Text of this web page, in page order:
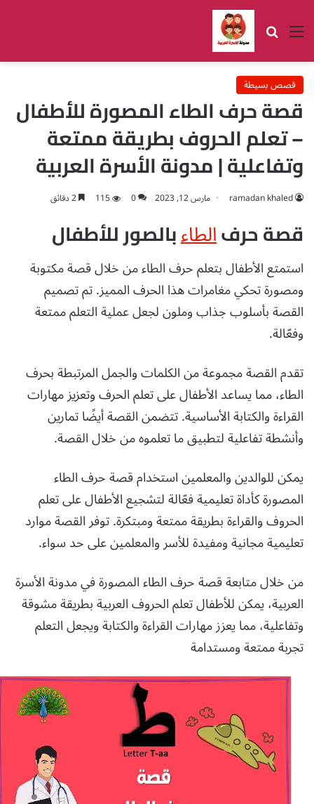
القائمة بحث عن
قصص بسيطة
قصة حرف الطاء المصورة للأطفال
– تعلم الحروف بطريقة ممتعة
وتفاعلية | مدونة الأسرة العربية
ramadan khaled مارس 12, 2023 0
115
قصة حرفالطاءبالصور للأطفال
استمتع الأطفال بتعلم حرف الطاء من خلال قصة مكتوبة
ومصورة تحكي مغامرات هذا الحرف المميز. تم تصميم
القصة بأسلوب جذاب وملون لجعل عملية التعلم ممتعة
وفعّالة.
تقدم القصة مجموعة من الكلمات والجمل المرتبطة بحرف
الطاء، مما يساعد الأطفال على تعلم الحرف وتعزيز مهارات
القراءة والكتابة الأساسية. تتضمن القصة أيضًا تمارين
وأنشطة تفاعلية لتطبيق ما تعلموه من خلال القصة.
يمكن للوالدين والمعلمين استخدام قصة حرف الطاء
المصورة كأداة تعليمية فعّالة لتشجيع الأطفال على تعلم
الحروف والقراءة بطريقة ممتعة ومبتكرة. توفر القصة موارد
تعليمية مجانية ومفيدة للأسر والمعلمين على حد سواء.
من خلال متابعة قصة حرف الطاء المصورة في مدونة الأسرة
العربية، يمكن للأطفال تعلم الحروف العربية بطريقة مشوقة
وتفاعلية، مما يعزز مهارات القراءة والكتابة ويجعل التعلم
تجربة ممتعة ومستدامة